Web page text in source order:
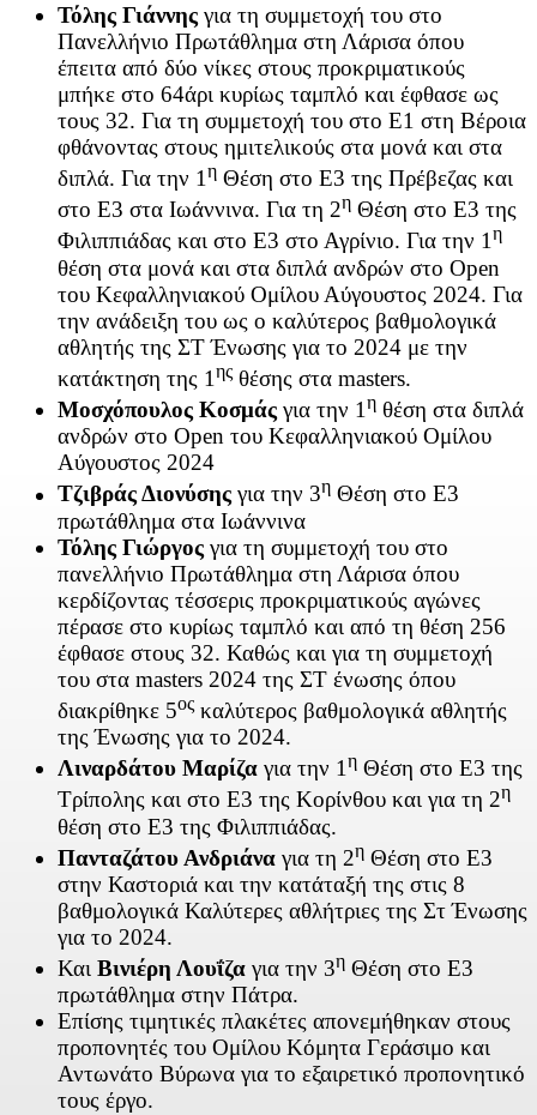
Τόλης Γιάννης για τη συμμετοχή του στο
Πανελλήνιο Πρωτάθλημα στη Λάρισα όπου
έπειτα από δύο νίκες στους προκριματικούς
μπήκε στο 64άρι κυρίως ταμπλό και έφθασε ως
τους 32. Για τη συμμετοχή του στο Ε1 στη Βέροια
φθάνοντας στους ημιτελικούς στα μονά και στα
διπλά. Για την 1 η Θέση στο Ε3 της Πρέβεζας και
στο Ε3 στα Ιωάννινα. Για τη 2η Θέση στο Ε3 της
Φιλιππιάδας και στο Ε3 στο Αγρίνιο. Για την 1η
θέση στα μονά και στα διπλά ανδρών στο Open
του Κεφαλληνιακού Ομίλου Αύγουστος 2024. Για
την ανάδειξη του ως ο καλύτερος βαθμολογικά
αθλητής της ΣΤ Ένωσης για το 2024 με την
κατάκτηση της 1 ηςθέσης στα masters.
Μοσχόπουλος Κοσμάς για την 1η θέση στα διπλά
ανδρών στο Open του Κεφαλληνιακού Ομίλου
Αύγουστος 2024
Τζιβράς Διονύσης για την 3η Θέση στο Ε3
πρωτάθλημα στα Ιωάννινα
Τόλης Γιώργος για τη συμμετοχή του στο
πανελλήνιο Πρωτάθλημα στη Λάρισα όπου
κερδίζοντας τέσσερις προκριματικούς αγώνες
πέρασε στο κυρίως ταμπλό και από τη θέση 256
έφθασε στους 32. Καθώς και για τη συμμετοχή
του στα masters 2024 της ΣΤ ένωσης όπου
διακρίθηκε 5οςκαλύτερος βαθμολογικά αθλητής
της Ένωσης για το 2024.
Λιναρδάτου Μαρίζα για την 1η Θέση στο Ε3 της
Τρίπολης και στο Ε3 της Κορίνθου και για τη 2η
θέση στο Ε3 της Φιλιππιάδας.
Πανταζάτου Ανδριάνα για τη 2η Θέση στο Ε3
στην Καστοριά και την κατάταξή της στις 8
βαθμολογικά Καλύτερες αθλήτριες της Στ Ένωσης
για το 2024.
Και Βινιέρη Λουΐζα για την 3η Θέση στο Ε3
πρωτάθλημα στην Πάτρα.
Επίσης τιμητικές πλακέτες απονεμήθηκαν στους
προπονητές του Ομίλου Κόμητα Γεράσιμο και
Αντωνάτο Βύρωνα για το εξαιρετικό προπονητικό
τους έργο.